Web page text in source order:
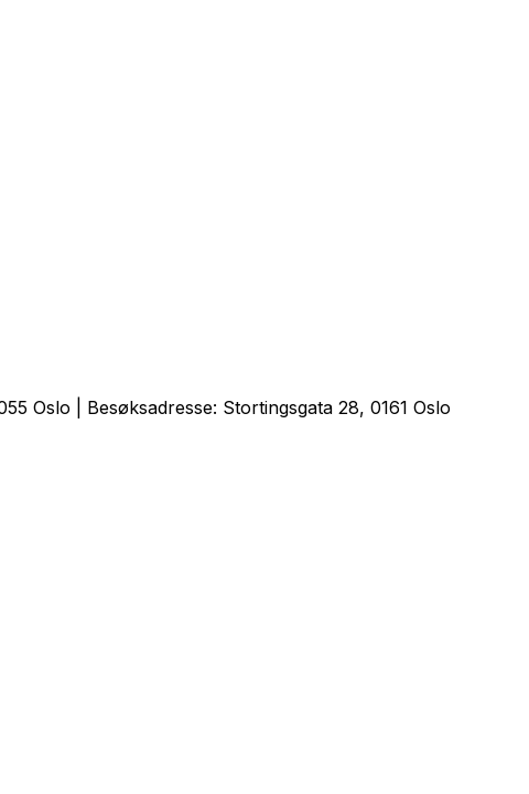
Oslo | Besøksadresse: Stortingsgata 28, 0161 Oslo